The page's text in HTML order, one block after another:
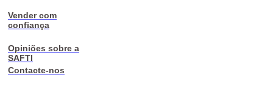
Vender com
confiança
Opiniões sobre a
SAFTI
Contacte-nos